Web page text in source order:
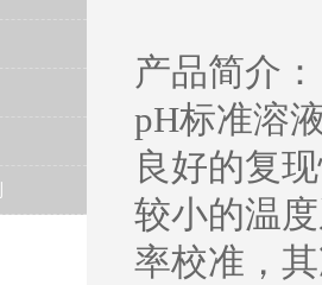
产品简介：
pH标准溶
良好的复
较小的温
率校准，